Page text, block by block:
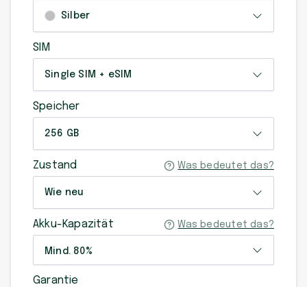
Silber
SIM
Single SIM + eSIM
Speicher
256 GB
Zustand Was bedeutet das?
Wie neu
Akku-Kapazität Was bedeutet das?
Mind. 80%
Garantie